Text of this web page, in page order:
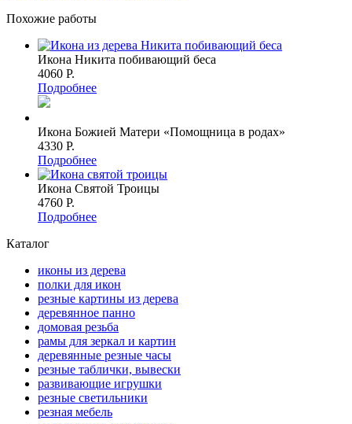
Похожие работы
Икона Никита побивающий беса
4060 P.
Подробнее
Икона Божией Матери «Помощница в родах»
4330 P.
Подробнее
Икона Святой Троицы
4760 P.
Подробнее
Каталог
иконы из дерева
полки для икон
резные картины из дерева
деревянное панно
домовая резьба
рамы для зеркал и картин
деревянные резные часы
резные таблички, вывески
развивающие игрушки
резные светильники
резная мебель